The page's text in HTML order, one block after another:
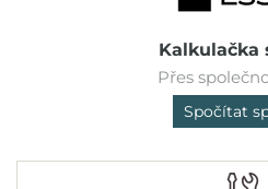
Kalkulačka
Přes
Spočítat